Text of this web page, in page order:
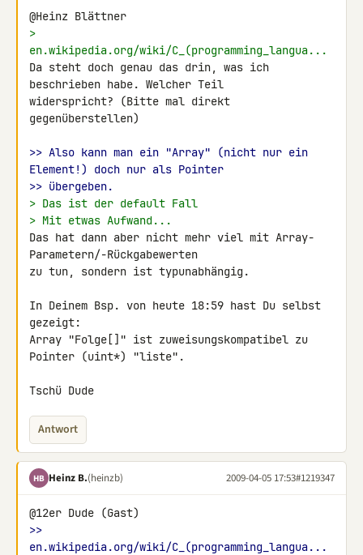
>
en.wikipedia.org/wiki/C_(programming_langua...
Da steht doch genau das drin, was ich
beschrieben habe. Welcher Teil
widerspricht? (Bitte mal direkt
gegenüberstellen)
>> Also kann man ein "Array" (nicht nur ein
Element!) doch nur als Pointer
>> übergeben.
> Das ist der default Fall
> Mit etwas Aufwand...
Das hat dann aber nicht mehr viel mit Array-
Parametern/-Rückgabewerten
zu tun, sondern ist typunabhängig.
In Deinem Bsp. von heute 18:59 hast Du selbst
gezeigt:
Array "Folge[]" ist zuweisungskompatibel zu
Pointer (uint*) "liste".
Tschü Dude
Antwort
HB Heinz B.(heinzb) 2009-04-05 17:53#1219347
>>
en.wikipedia.org/wiki/C_(programming_langua...